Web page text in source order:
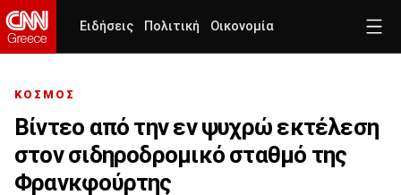
Ειδήσεις Πολιτική Οικονομία
ΚΟΣΜΟΣ
Βίντεο από την εν ψυχρώ εκτέλεση
στον σιδηροδρομικό σταθμό της
Φρανκφούρτης